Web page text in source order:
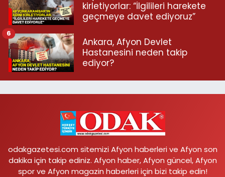
kirletiyorlar: “İlgilileri harekete
geçmeye davet ediyoruz”
Ankara, Afyon Devlet
Hastanesini neden takip
ediyor?
6
odakgazetesi.com sitemizi Afyon haberleri ve Afyon son
dakika için takip ediniz. Afyon haber, Afyon güncel, Afyon
spor ve Afyon magazin haberleri için bizi takip edin!